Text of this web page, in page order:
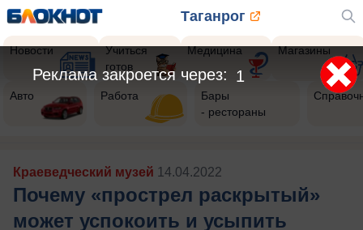
Таганрог
Новости
Учиться
готов
Медицина Магазины
Авто Работа
Бары
- рестораны
Краеведческий музей 14.04.2022
Почему «прострел раскрытый»
может успокоить и усыпить